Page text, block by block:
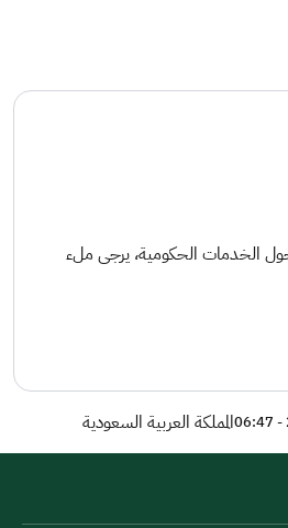
الخدمات الحكومية، يرجى ملء
المملكة العربية السعودية